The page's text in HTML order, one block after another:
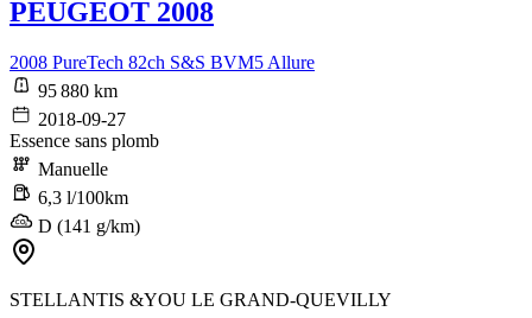
PEUGEOT 2008
2008 PureTech 82ch S&S BVM5 Allure
95 880 km
2018-09-27
Essence sans plomb
Manuelle
6,3 l/100km
D (141 g/km)
STELLANTIS &YOU LE GRAND-QUEVILLY